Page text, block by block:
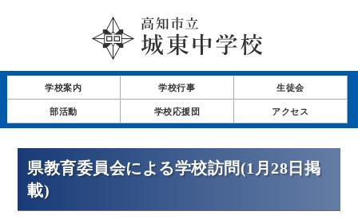
学校案内 学校行事 生徒会
部活動 学校応援団 アクセス
県教育委員会による学校訪問(1月28日掲
載)